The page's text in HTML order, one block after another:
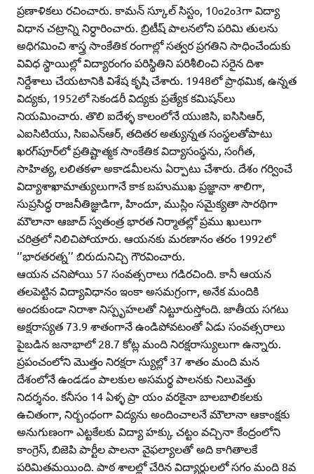
ప్రణాళికలు రచించారు. కామన్‌ స్కూల్‌ సిస్టం, 10ం2ం3గా విద్యా
విధాన చట్రాన్ని నిర్ధారించారు. బ్రిటీష్‌ పాలనలోని పరిమి తులను
అధిగమించి శాస్త్ర సాంకేతిక రంగాల్లో సత్వర ప్రగతిని సాధించేందుకు
వివిధ స్థాయిల్లో విద్యారంగం పరిస్థితిని పరిశీలించి సరైన దిశా
నిర్దేశాలు చేయటానికి విశేష కృషి చేశారు. 1948లో ప్రాథమిక, ఉన్నత
విద్యకు, 1952లో సెకండరీ విద్యకు ప్రత్యేక కమిషన్‌లు
నియమించారు. తొలి ఐదేళ్ళ కాలంలోనే యుజిసి, ఐసిసిఆర్‌,
ఎఐసిటియు, సిఐఎన్‌ఆర్‌, తదితర అత్యున్నత సంస్థలతోపాటు
ఖరగ్‌పూర్‌లో ప్రతిష్టాత్మక సాంకేతిక విద్యాసంస్థను, సంగీత,
సాహిత్య, లలితకళా అకాడమీలను ఏర్పాటు చేశారు. దేశం గర్వించే
విద్యాశాఖామాత్యులుగానే కాక బహుముఖ ప్రజ్ఞానా శాలిగా,
సుప్రసిద్ధ రాజనీతిజ్ఞుడిగా, హిందూ, ముస్లిం సమైక్యతా సారథిగా
మౌలానా ఆజాద్‌ స్వతంత్ర భారత నిర్మాతల్లో ప్రము ఖులుగా
చరిత్రలో నిలిచిపోయారు. ఆయనకు మరణానం తరం 1992లో
‘’భారతరత్న’’ బిరుదునిచ్చి గౌరవించారు.
ఆయన చనిపోయి 57 సంవత్సరాలు గడిరచింది. కానీ ఆయన
తలపెట్టిన విద్యావిధానం ఇంకా అసమగ్రంగా, అనేక మందికి
అందకుండా నిరాశా నిస్పృహలతో నిట్టూరుస్తోంది. జాతీయ సగటు
అక్షరాస్యత 73.9 శాతంగానే ఉండిపోవటంతో ఏడు సంవత్సరాలు
పైబడిన జనాభాలో 28.7 కోట్ల మంది నిరక్షరాస్యులుగా ఉన్నారు.
ప్రపంచంలోని మొత్తం నిరక్షరా స్యుల్లో 37 శాతం మంది మన
దేశంలోనే ఉండడం పాలకుల అసమర్థ పాలనకు నిలువెత్తు
నిదర్శనం. కనీసం 14 ఏళ్ళ ప్రా యం వరకైనా బాలబాలికలకు
ఉచితంగా, నిర్బంధంగా విద్యను అందించాలనే మౌలానా ఆకాంక్షకు
అనుగుణంగా ఎట్టకేలకు విద్యా హక్కు చట్టం వచ్చినా కేంద్రంలోని
కాంగ్రెస్‌, బిజెపి పార్టీల పాలనా వైఫల్యాలతో అది కాగితాలకే
పరిమితమయింది. పాఠ శాలల్లో చేరిన విద్యార్థులలో సగం మంది 8వ